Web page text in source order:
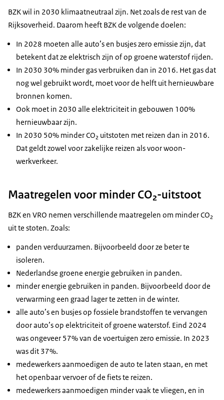
BZK wil in 2030 klimaatneutraal zijn. Net zoals de rest van de
Rijksoverheid. Daarom heeft BZK de volgende doelen:
In 2028 moeten alle auto’s en busjes zero emissie zijn, dat
betekent dat ze elektrisch zijn of op groene waterstof rijden.
In 2030 30% minder gas verbruiken dan in 2016. Het gas dat
nog wel gebruikt wordt, moet voor de helft uit hernieuwbare
bronnen komen.
Ook moet in 2030 alle elektriciteit in gebouwen 100%
hernieuwbaar zijn.
In 2030 50% minder CO₂ uitstoten met reizen dan in 2016.
Dat geldt zowel voor zakelijke reizen als voor woon-
werkverkeer.
Maatregelen voor minder CO₂-uitstoot
BZK en VRO nemen verschillende maatregelen om minder CO₂
uit te stoten. Zoals:
panden verduurzamen. Bijvoorbeeld door ze beter te
isoleren.
Nederlandse groene energie gebruiken in panden.
minder energie gebruiken in panden. Bijvoorbeeld door de
verwarming een graad lager te zetten in de winter.
alle auto’s en busjes op fossiele brandstoffen te vervangen
door auto’s op elektriciteit of groene waterstof. Eind 2024
was ongeveer 57% van de voertuigen zero emissie. In 2023
was dit 37%.
medewerkers aanmoedigen de auto te laten staan, en met
het openbaar vervoer of de fiets te reizen.
medewerkers aanmoedigen minder vaak te vliegen, en in